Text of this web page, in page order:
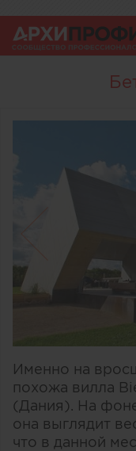
Именно на
похожа вилла
(Дания). На
она выглядит
что в данной